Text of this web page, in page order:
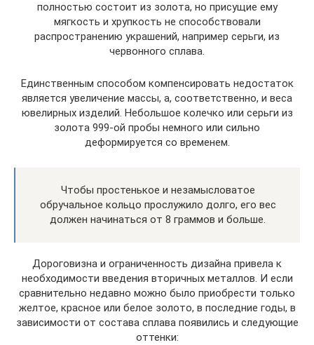
полностью состоит из золота, но присущие ему
мягкость и хрупкость не способствовали
распространению украшений, например серьги, из
червонного сплава.
Единственным способом компенсировать недостаток
является увеличение массы, а, соответственно, и веса
ювелирных изделий. Небольшое колечко или серьги из
золота 999-ой пробы немного или сильно
деформируется со временем.
Чтобы простенькое и незамысловатое
обручальное кольцо прослужило долго, его вес
должен начинаться от 8 граммов и больше.
Дороговизна и ограниченность дизайна привела к
необходимости введения вторичных металлов. И если
сравнительно недавно можно было приобрести только
желтое, красное или белое золото, в последние годы, в
зависимости от состава сплава появились и следующие
оттенки: